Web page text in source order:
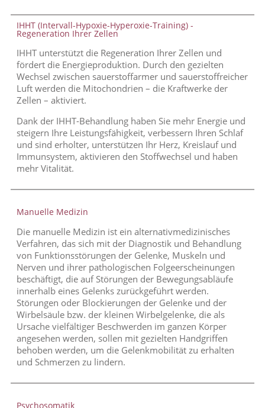
IHHT (Intervall-Hypoxie-Hyperoxie-Training) -
Regeneration Ihrer Zellen
IHHT unterstützt die Regeneration Ihrer Zellen und
fördert die Energieproduktion. Durch den gezielten
Wechsel zwischen sauerstoffarmer und sauerstoffreicher
Luft werden die Mitochondrien – die Kraftwerke der
Zellen – aktiviert.
Dank der IHHT-Behandlung haben Sie mehr Energie und
steigern Ihre Leistungsfähigkeit, verbessern Ihren Schlaf
und sind erholter, unterstützen Ihr Herz, Kreislauf und
Immunsystem, aktivieren den Stoffwechsel und haben
mehr Vitalität.
Manuelle Medizin
Die manuelle Medizin ist ein alternativmedizinisches
Verfahren, das sich mit der Diagnostik und Behandlung
von Funktionsstörungen der Gelenke, Muskeln und
Nerven und ihrer pathologischen Folgeerscheinungen
beschäftigt, die auf Störungen der Bewegungsabläufe
innerhalb eines Gelenks zurückgeführt werden.
Störungen oder Blockierungen der Gelenke und der
Wirbelsäule bzw. der kleinen Wirbelgelenke, die als
Ursache vielfältiger Beschwerden im ganzen Körper
angesehen werden, sollen mit gezielten Handgriffen
behoben werden, um die Gelenkmobilität zu erhalten
und Schmerzen zu lindern.
Psychosomatik